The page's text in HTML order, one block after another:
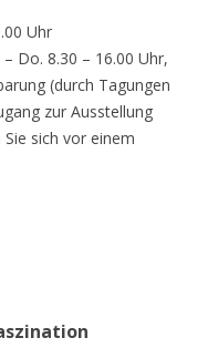
Uhr
Do. 8.30 – 16.00 Uhr,
(durch Tagungen
zur Ausstellung
sich vor einem